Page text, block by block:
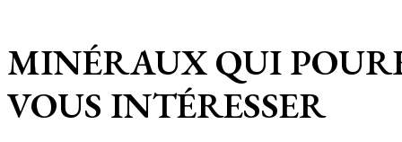
MINÉRAUX QUI
VOUS INTÉRESSER